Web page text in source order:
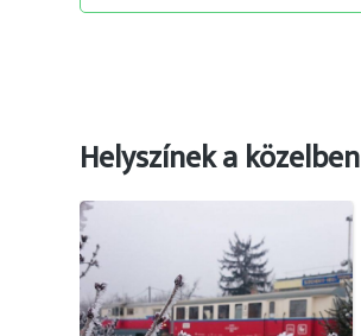
Helyszínek a közelben